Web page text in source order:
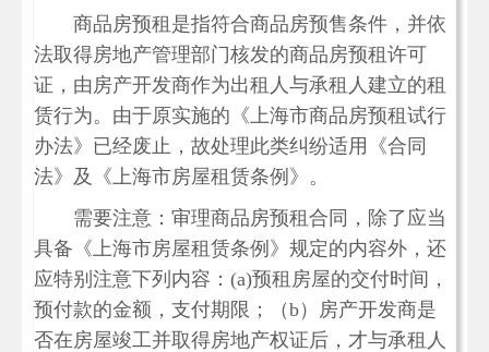
商品房预租是指符合商品房预售条件，并依
法取得房地产管理部门核发的商品房预租许可
证，由房产开发商作为出租人与承租人建立的租
赁行为。由于原实施的《上海市商品房预租试行
办法》已经废止，故处理此类纠纷适用《合同
法》及《上海市房屋租赁条例》。
需要注意：审理商品房预租合同，除了应当
具备《上海市房屋租赁条例》规定的内容外，还
应特别注意下列内容：(a)预租房屋的交付时间，
预付款的金额，支付期限；（b）房产开发商是
否在房屋竣工并取得房地产权证后，才与承租人